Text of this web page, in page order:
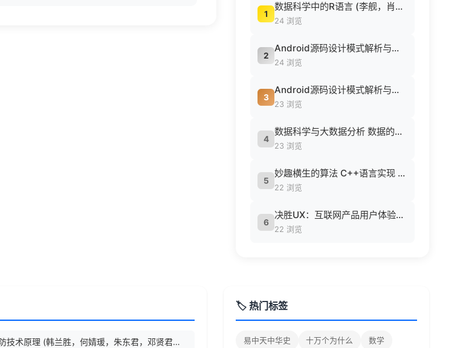
1
数据科学中的R语言 (李舰，肖凯著, 李舰，肖凯著；吴喜之审校, Pdg2Pic).pdf
24 浏览
2
Android源码设计模式解析与实战 (何红辉，关爱民著, 何红辉, 关爱民著, 何红辉, 关爱民).pdf
24 浏览
3
Android源码设计模式解析与实战 (何红辉，关爱民著, 何红辉, 关爱民著, 何红辉, 关爱民).pdf
23 浏览
4
数据科学与大数据分析 数据的发现 分析 可视化与表示 ( etc.).epub
23 浏览
5
妙趣横生的算法 C++语言实现 (胡浩等编著, 胡浩等编著, 胡浩).pdf
22 浏览
6
决胜UX：互联网产品用户体验策略 ([美] Jaime Levy [[美] Jaime Levy]).epub
22 浏览
网络空间攻防技术原理 (韩兰胜，何婧瑗，朱东君，邓贤君，王长荣，袁磊，刘镇东，陈娟，邹德清).epub
🏷️ 热门标签
易中天中华史 十万个为什么 数学